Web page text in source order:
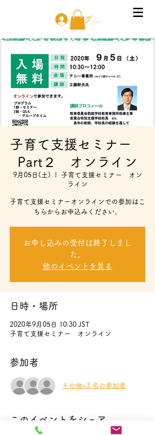
ログイン
子育て支援セミナー
Part２ オンライン
9月05日(土)
  |
子育て支援セミナー オン
ライン
子育て支援セミナーオンラインでの参加はこ
ちらからお申込みください。
お申し込みの受付は終了しまし
た。
他のイベントを見る
日時・場所
2020年9月05日 10:30 JST
子育て支援セミナー オンライン
参加者
その他+3 名の参加者
このイベントをシェア